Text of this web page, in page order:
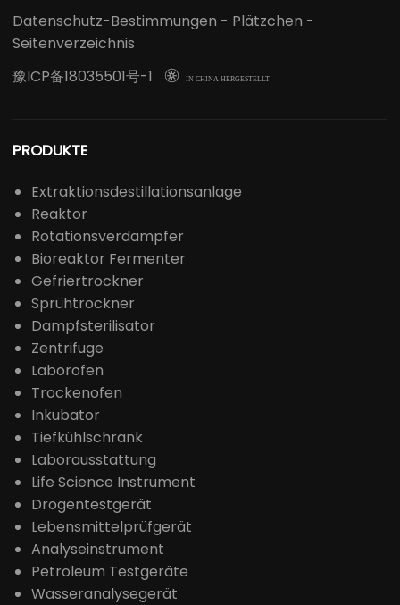
Datenschutz-Bestimmungen - Plätzchen -
Seitenverzeichnis
豫ICP备18035501号-1
 IN CHINA HERGESTELLT
PRODUKTE
Extraktionsdestillationsanlage
Reaktor
Rotationsverdampfer
Bioreaktor Fermenter
Gefriertrockner
Sprühtrockner
Dampfsterilisator
Zentrifuge
Laborofen
Trockenofen
Inkubator
Tiefkühlschrank
Laborausstattung
Life Science Instrument
Drogentestgerät
Lebensmittelprüfgerät
Analyseinstrument
Petroleum Testgeräte
Wasseranalysegerät